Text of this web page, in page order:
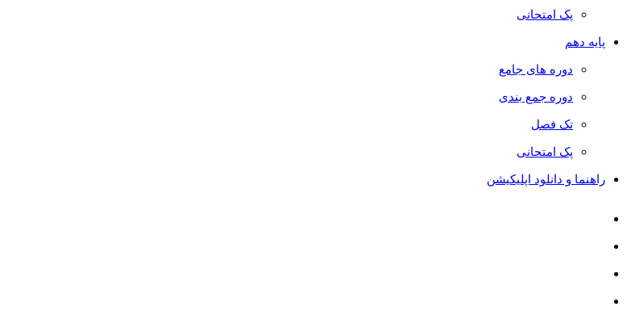
پک امتحانی
پایه دهم
دوره های جامع
دوره جمع بندی
تک فصل
پک امتحانی
راهنما و دانلود اپلیکیشن